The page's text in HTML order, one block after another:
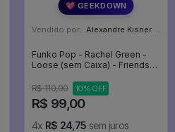
💖 GEEKDOWN
Vendido por: Alexandre Kisner - PR
Funko Pop - Rachel Green -
Loose (sem Caixa) - Friends
R$ 110,00
10% OFF
R$ 99,00
4x R$ 24,75 sem juros